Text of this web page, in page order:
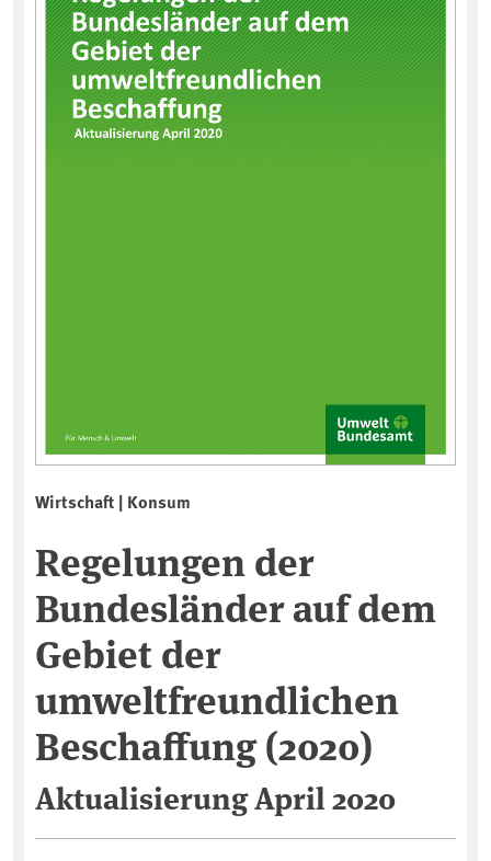
Wirtschaft | Konsum
Regelungen der
Bundesländer auf dem
Gebiet der
umweltfreundlichen
Beschaffung (2020)
Aktualisierung April 2020